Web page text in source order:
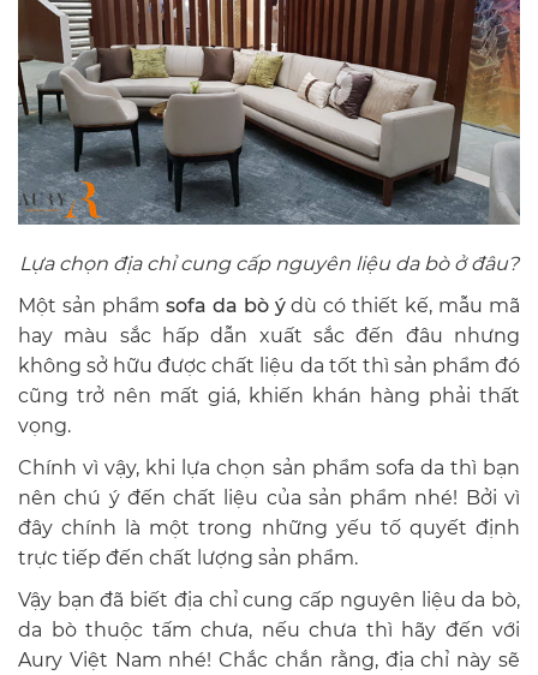
Lựa chọn địa chỉ cung cấp nguyên liệu da bò ở đâu?
Một sản phẩm sofa da bò ýdù có thiết kế, mẫu mã
hay màu sắc hấp dẫn xuất sắc đến đâu nhưng
không sở hữu được chất liệu da tốt thì sản phẩm đó
cũng trở nên mất giá, khiến khán hàng phải thất
vọng.
Chính vì vậy, khi lựa chọn sản phẩm sofa da thì bạn
nên chú ý đến chất liệu của sản phẩm nhé! Bởi vì
đây chính là một trong những yếu tố quyết định
trực tiếp đến chất lượng sản phẩm.
Vậy bạn đã biết địa chỉ cung cấp nguyên liệu da bò,
da bò thuộc tấm chưa, nếu chưa thì hãy đến với
Aury Việt Nam nhé! Chắc chắn rằng, địa chỉ này sẽ